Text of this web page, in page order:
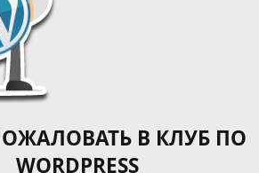
В КЛУБ ПО
WORDPRESS